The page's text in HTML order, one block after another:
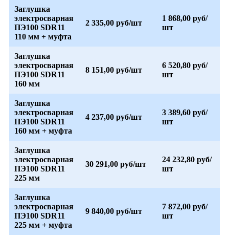
Заглушка
электросварная
ПЭ100 SDR11
110 мм + муфта
2 335,00 руб/шт
1 868,00 руб/
шт
Заглушка
электросварная
ПЭ100 SDR11
160 мм
8 151,00 руб/шт
6 520,80 руб/
шт
Заглушка
электросварная
ПЭ100 SDR11
160 мм + муфта
4 237,00 руб/шт
3 389,60 руб/
шт
Заглушка
электросварная
ПЭ100 SDR11
225 мм
30 291,00 руб/шт
24 232,80 руб/
шт
Заглушка
электросварная
ПЭ100 SDR11
225 мм + муфта
9 840,00 руб/шт
7 872,00 руб/
шт